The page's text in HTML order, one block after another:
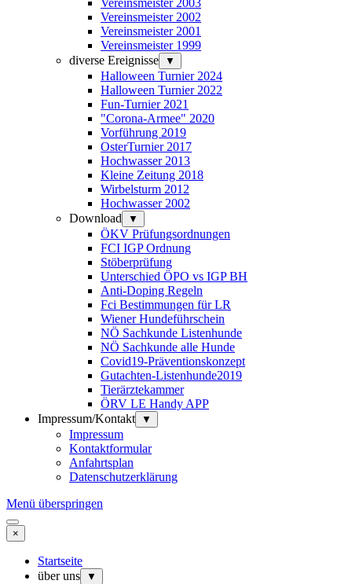
Vereinsmeister 2003
Vereinsmeister 2002
Vereinsmeister 2001
Vereinsmeister 1999
diverse Ereignisse
▼
Halloween Turnier 2024
Halloween Turnier 2022
Fun-Turnier 2021
"Corona-Armee" 2020
Vorführung 2019
OsterTurnier 2017
Hochwasser 2013
Kleine Zeitung 2018
Wirbelsturm 2012
Hochwasser 2002
Download
▼
ÖKV Prüfungsordnungen
FCI IGP Ordnung
Stöberprüfung
Unterschied ÖPO vs IGP BH
Anti-Doping Regeln
Fci Bestimmungen für LR
Wiener Hundeführschein
NÖ Sachkunde Listenhunde
NÖ Sachkunde alle Hunde
Covid19-Präventionskonzept
Gutachten-Listenhunde2019
Tierärztekammer
ÖRV LE Handy APP
Impressum/Kontakt
▼
Impressum
Kontaktformular
Anfahrtsplan
Datenschutzerklärung
Menü überspringen
×
Startseite
über uns
▼